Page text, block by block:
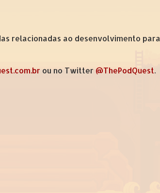
relacionadas ao desenvolvimento para
ou no Twitter @ThePodQuest.